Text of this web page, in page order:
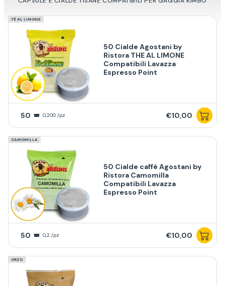
TÈ AL LIMONE
50 Cialde Agostani by
Ristora THE AL LIMONE
Compatibili Lavazza
Espresso Point
50 0,200 /pz €10,00
CAMOMILLA
50 Cialde caffè Agostani by
Ristora Camomilla
Compatibili Lavazza
Espresso Point
50 0,2 /pz €10,00
ORZO